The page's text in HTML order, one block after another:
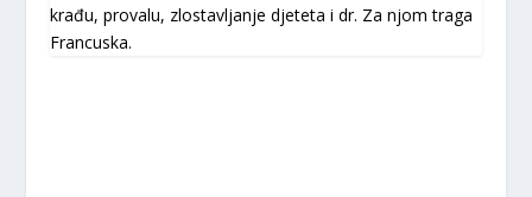
krađu, provalu, zlostavljanje djeteta i dr. Za njom traga
Francuska.